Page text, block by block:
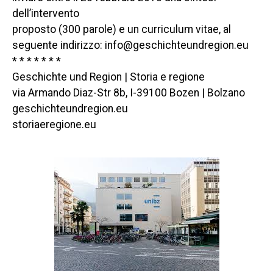
dell’intervento
proposto (300 parole) e un curriculum vitae, al
seguente indirizzo: info@geschichteundregion.eu
* * * * * * *
Geschichte und Region | Storia e regione
via Armando Diaz-Str 8b, I-39100 Bozen | Bolzano
geschichteundregion.eu
storiaeregione.eu